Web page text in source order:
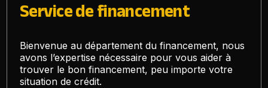
Service de financement
Bienvenue au département du financement, nous
avons l’expertise nécessaire pour vous aider à
trouver le bon financement, peu importe votre
situation de crédit.